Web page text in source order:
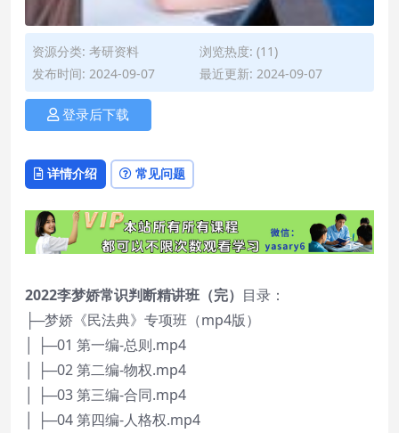
资源分类: 考研资料
浏览热度: (11)
发布时间: 2024-09-07
最近更新: 2024-09-07
登录后下载
详情介绍 常见问题
2022李梦娇常识判断精讲班（完） 目录：
├─梦娇《民法典》专项班（mp4版）
│ ├─01 第一编-总则.mp4
│ ├─02 第二编-物权.mp4
│ ├─03 第三编-合同.mp4
│ ├─04 第四编-人格权.mp4